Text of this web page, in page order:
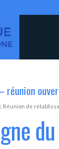
réunion
Réunion de